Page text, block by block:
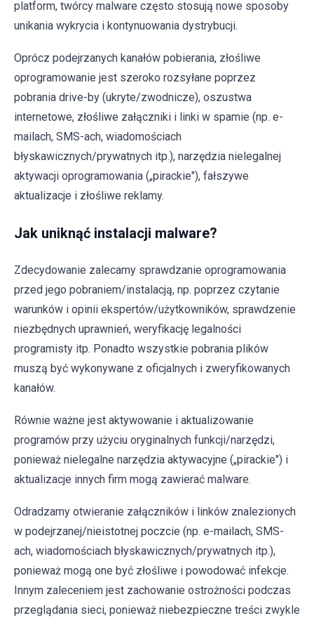
platform, twórcy malware często stosują nowe sposoby
unikania wykrycia i kontynuowania dystrybucji.
Oprócz podejrzanych kanałów pobierania, złośliwe
oprogramowanie jest szeroko rozsyłane poprzez
pobrania drive-by (ukryte/zwodnicze), oszustwa
internetowe, złośliwe załączniki i linki w spamie (np. e-
mailach, SMS-ach, wiadomościach
błyskawicznych/prywatnych itp.), narzędzia nielegalnej
aktywacji oprogramowania („pirackie"), fałszywe
aktualizacje i złośliwe reklamy.
Jak uniknąć instalacji malware?
Zdecydowanie zalecamy sprawdzanie oprogramowania
przed jego pobraniem/instalacją, np. poprzez czytanie
warunków i opinii ekspertów/użytkowników, sprawdzenie
niezbędnych uprawnień, weryfikację legalności
programisty itp. Ponadto wszystkie pobrania plików
muszą być wykonywane z oficjalnych i zweryfikowanych
kanałów.
Równie ważne jest aktywowanie i aktualizowanie
programów przy użyciu oryginalnych funkcji/narzędzi,
ponieważ nielegalne narzędzia aktywacyjne („pirackie") i
aktualizacje innych firm mogą zawierać malware.
Odradzamy otwieranie załączników i linków znalezionych
w podejrzanej/nieistotnej poczcie (np. e-mailach, SMS-
ach, wiadomościach błyskawicznych/prywatnych itp.),
ponieważ mogą one być złośliwe i powodować infekcje.
Innym zaleceniem jest zachowanie ostrożności podczas
przeglądania sieci, ponieważ niebezpieczne treści zwykle